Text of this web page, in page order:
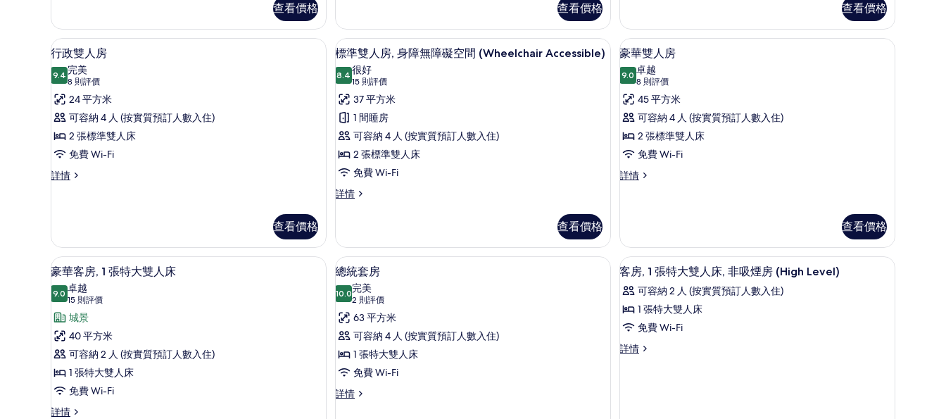
大
雙
人
床
的
相
片
1
張
特
大
雙
床
詳
查看價格
大
雙
人
床
的
相
片
張
特
大
雙
人
床
詳
情
查看價格
片
房
詳
情
查看價格
載
入
所
有
行
政
雙
人
片
高級寢具、Tempur-Pedic 床墊、房內夾萬、書桌
6
行政雙人房
9.49.4 分，滿分 10 分
完美
8 則評價
(8
則
評
價)
24 平方米
可容納 4 人 (按實質預訂人數入住)
2 張標準雙人床
免費 Wi-Fi
詳情
行
詳
情
查看價格
載
入
所
有
標
準
雙
人
房,
無
障
礙
空
間
(Wheelchair
Accessible)
的
相
高級寢具、Tempur-Pedic 床墊、房內夾萬、書桌
5
標準雙人房, 身障無障礙空間 (Wheelchair Accessible)
8.48.4 分，滿分 10 分
很好
15 則評價
(15
則
評
價)
37 平方米
1 間睡房
可容納 4 人 (按實質預訂人數入住)
2 張標準雙人床
免費 Wi-Fi
詳情
標
房,
身
障
障
空
間
(Wheelchair
Accessible)
詳
查看價格
載
入
所
有
豪
華
雙
人
片
高級寢具、Tempur-Pedic 床墊、房內夾萬、
6
豪華雙人房
9.09.0 分，滿分 10 分
卓越
8 則評價
(8
則
評
價)
45 平方米
可容納 4 人 (按實質預訂人數入住)
2 張標準雙人床
免費 Wi-Fi
詳情
豪
詳
情
查看價格
載
入
所
有
豪
華
客
房,
1
豪華客房, 1 張特大雙人床 | 高級寢具、Tempur-Pedic 床墊、房內夾萬、書桌
11
豪華客房, 1 張特大雙人床
9.09.0 分，滿分 10 分
卓越
15 則評價
(15
則
評
價)
城景
40 平方米
可容納 2 人 (按實質預訂人數入住)
1 張特大雙人床
免費 Wi-Fi
詳情
豪
載
入
所
有
總
統
套
房
總統套房 | 高級寢具、Tempur-Pedic 床墊、房內夾萬、書桌
6
總統套房
10.010.0 分，滿分 10 分
完美
2 則評價
(2
則
評
價)
63 平方米
可容納 4 人 (按實質預訂人數入住)
1 張特大雙人床
免費 Wi-Fi
詳情
總
載
入
所
有
房,
客房, 1 張特大雙人床, 非吸煙房 (High Level)
7
客房, 1 張特大雙人床, 非吸煙房 (High Level)
可容納 2 人 (按實質預訂人數入住)
1 張特大雙人床
免費 Wi-Fi
詳情
客